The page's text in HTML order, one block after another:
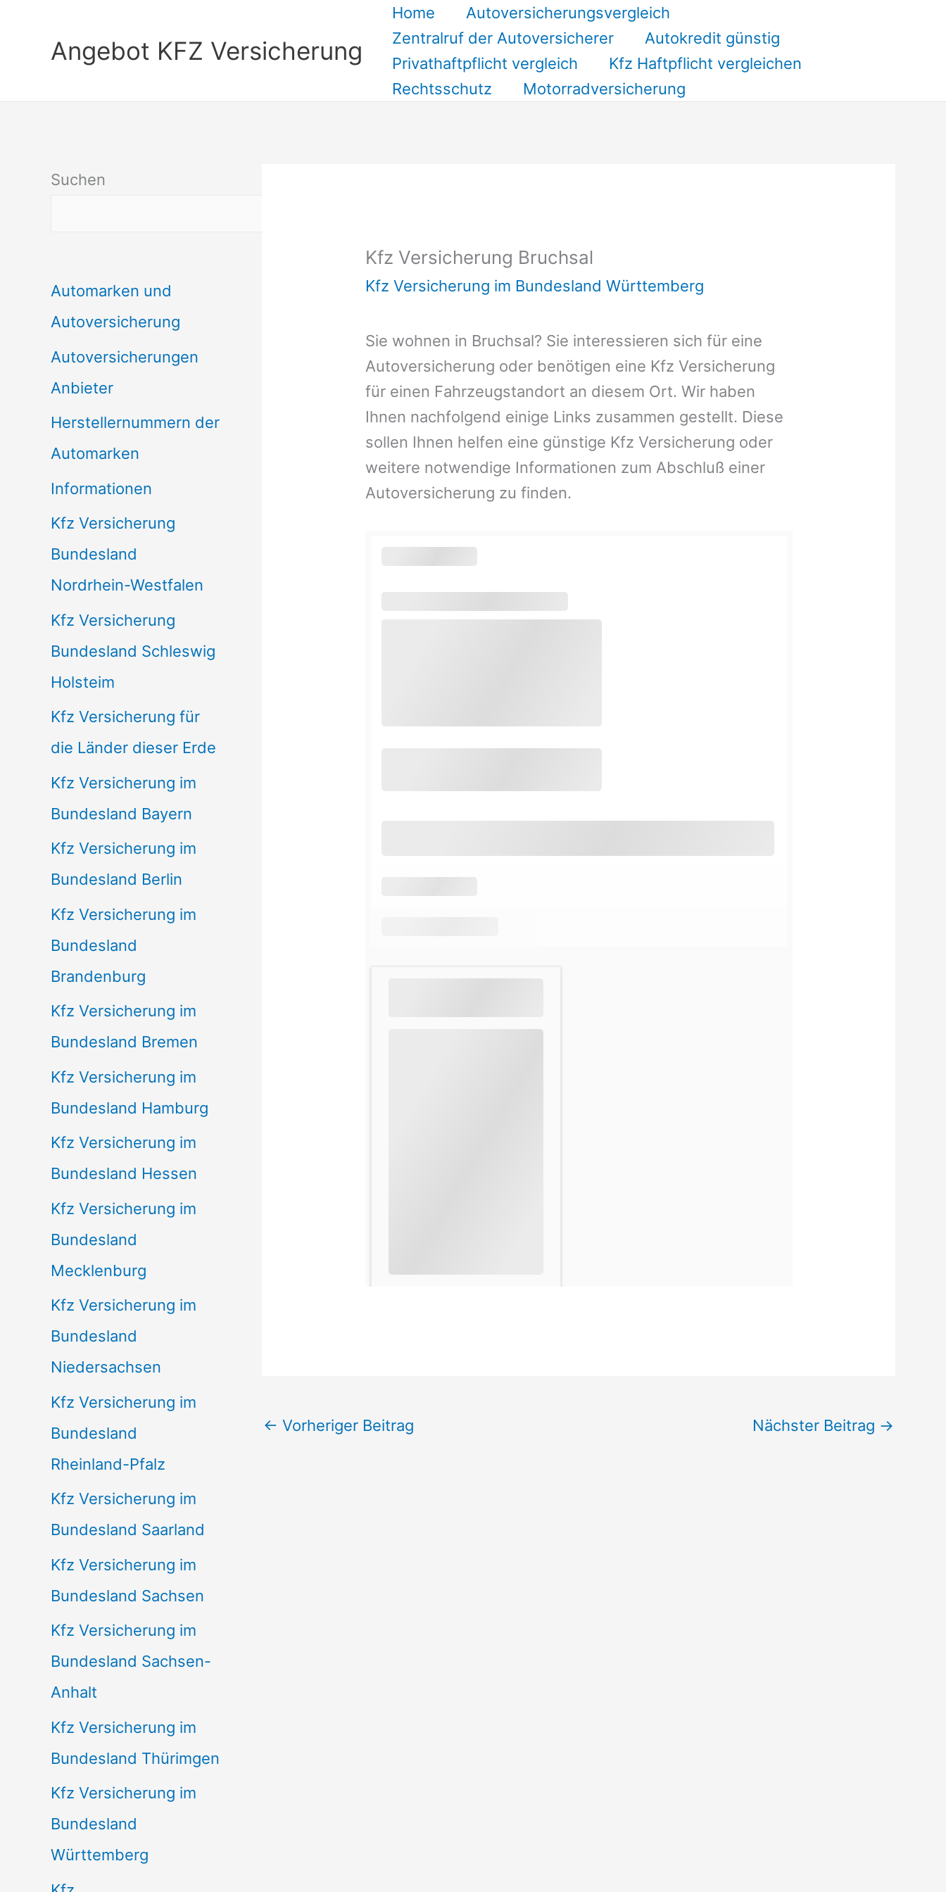
springenAngebot KFZ Versicherung
Home
Autoversicherungsvergleich
Zentralruf der Autoversicherer
Autokredit günstig
Privathaftpflicht vergleich
Kfz Haftpflicht vergleichen
Rechtsschutz
Motorradversicherung
Suchen
Automarken und
Autoversicherung
Autoversicherungen
Anbieter
Herstellernummern der
Automarken
Informationen
Kfz Versicherung
Bundesland
Nordrhein-Westfalen
Kfz Versicherung
Bundesland Schleswig
Holsteim
Kfz Versicherung für
die Länder dieser Erde
Kfz Versicherung im
Bundesland Bayern
Kfz Versicherung im
Bundesland Berlin
Kfz Versicherung im
Bundesland
Brandenburg
Kfz Versicherung im
Bundesland Bremen
Kfz Versicherung im
Bundesland Hamburg
Kfz Versicherung im
Bundesland Hessen
Kfz Versicherung im
Bundesland
Mecklenburg
Kfz Versicherung im
Bundesland
Niedersachsen
Kfz Versicherung im
Bundesland
Rheinland-Pfalz
Kfz Versicherung im
Bundesland Saarland
Kfz Versicherung im
Bundesland Sachsen
Kfz Versicherung im
Bundesland Sachsen-
Anhalt
Kfz Versicherung im
Bundesland Thürimgen
Kfz Versicherung im
Bundesland
Württemberg
Kfz Versicherung Bruchsal
Kfz Versicherung im Bundesland Württemberg
Sie wohnen in Bruchsal? Sie interessieren sich für eine
Autoversicherung oder benötigen eine Kfz Versicherung
für einen Fahrzeugstandort an diesem Ort. Wir haben
Ihnen nachfolgend einige Links zusammen gestellt. Diese
sollen Ihnen helfen eine günstige Kfz Versicherung oder
weitere notwendige Informationen zum Abschluß einer
Autoversicherung zu finden.
← Vorheriger Beitrag Nächster Beitrag →